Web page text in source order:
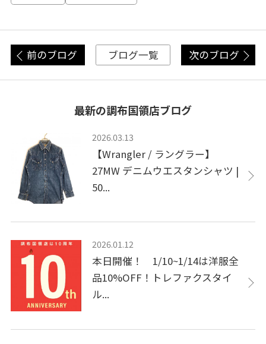
前のブログ ブログ一覧 次のブログ
最新の調布国領店ブログ
2026.03.13
【Wrangler / ラングラー】
27MW デニムウエスタンシャツ |
50...
2026.01.12
本日開催！ 1/10~1/14は洋服全
品10%OFF！トレファクスタイ
ル...